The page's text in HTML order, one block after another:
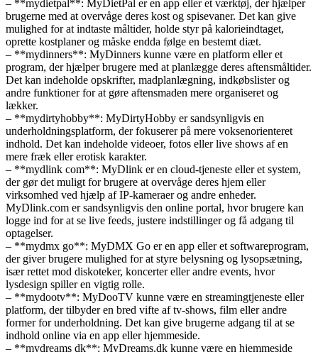
– **mydietpal**: MyDietPal er en app eller et værktøj, der hjælper
brugerne med at overvåge deres kost og spisevaner. Det kan give
mulighed for at indtaste måltider, holde styr på kalorieindtaget,
oprette kostplaner og måske endda følge en bestemt diæt.
– **mydinners**: MyDinners kunne være en platform eller et
program, der hjælper brugere med at planlægge deres aftensmåltider.
Det kan indeholde opskrifter, madplanlægning, indkøbslister og
andre funktioner for at gøre aftensmaden mere organiseret og
lækker.
– **mydirtyhobby**: MyDirtyHobby er sandsynligvis en
underholdningsplatform, der fokuserer på mere voksenorienteret
indhold. Det kan indeholde videoer, fotos eller live shows af en
mere fræk eller erotisk karakter.
– **mydlink com**: MyDlink er en cloud-tjeneste eller et system,
der gør det muligt for brugere at overvåge deres hjem eller
virksomhed ved hjælp af IP-kameraer og andre enheder.
MyDlink.com er sandsynligvis den online portal, hvor brugere kan
logge ind for at se live feeds, justere indstillinger og få adgang til
optagelser.
– **mydmx go**: MyDMX Go er en app eller et softwareprogram,
der giver brugere mulighed for at styre belysning og lysopsætning,
især rettet mod diskoteker, koncerter eller andre events, hvor
lysdesign spiller en vigtig rolle.
– **mydootv**: MyDooTV kunne være en streamingtjeneste eller
platform, der tilbyder en bred vifte af tv-shows, film eller andre
former for underholdning. Det kan give brugerne adgang til at se
indhold online via en app eller hjemmeside.
– **mydreams dk**: MyDreams.dk kunne være en hjemmeside